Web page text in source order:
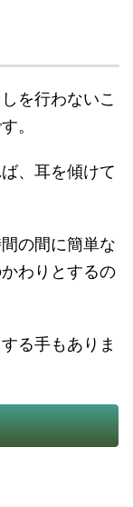
を行わないこ
。
、耳を傾けて
の間に簡単な
わりとするの
る手もありま